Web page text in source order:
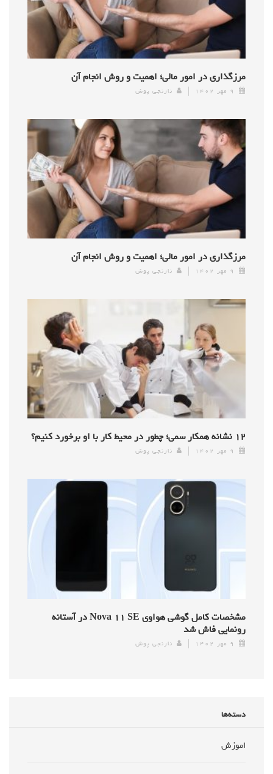
مرزگذاری در امور مالی؛ اهمیت و روش انجام آن
۹ مهر ۱۴۰۲ نارنجی پوش
مرزگذاری در امور مالی؛ اهمیت و روش انجام آن
۹ مهر ۱۴۰۲ نارنجی پوش
۱۲ نشانه همکار سمی؛ چطور در محیط کار با او برخورد کنیم؟
۹ مهر ۱۴۰۲ نارنجی پوش
مشخصات کامل گوشی هواوی Nova ۱۱ SE در آستانه
رونمایی فاش شد
۹ مهر ۱۴۰۲ نارنجی پوش
دسته‌ها
اموزش